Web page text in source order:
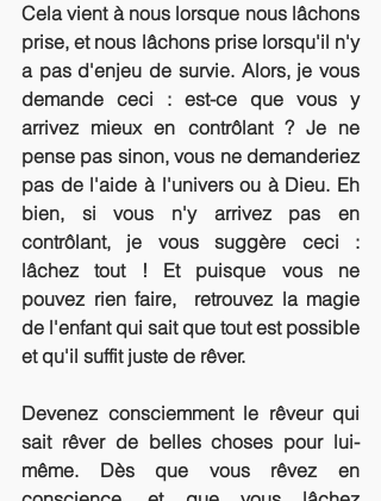
Cela vient à nous lorsque nous lâchons
prise, et nous lâchons prise lorsqu'il n'y
a pas d'enjeu de survie. Alors, je vous
demande ceci : est-ce que vous y
arrivez mieux en contrôlant ? Je ne
pense pas sinon, vous ne demanderiez
pas de l'aide à l'univers ou à Dieu. Eh
bien, si vous n'y arrivez pas en
contrôlant, je vous suggère ceci :
lâchez tout ! Et puisque vous ne
pouvez rien faire,  retrouvez la magie
de l'enfant qui sait que tout est possible
et qu'il suffit juste de rêver.
Devenez consciemment le rêveur qui
sait rêver de belles choses pour lui-
même. Dès que vous rêvez en